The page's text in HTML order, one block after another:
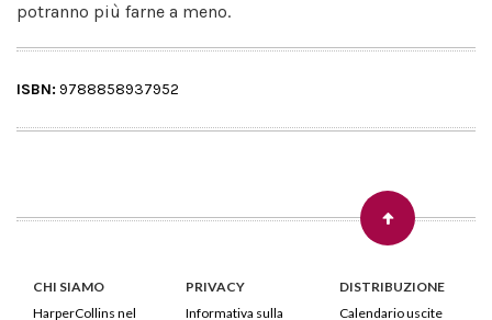
potranno più farne a meno.
ISBN: 9788858937952
CHI SIAMO
HarperCollins nel
PRIVACY
Informativa sulla
DISTRIBUZIONE
Calendario uscite